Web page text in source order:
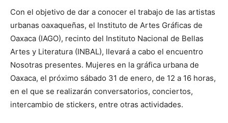
Con el objetivo de dar a conocer el trabajo de las artistas
urbanas oaxaqueñas, el Instituto de Artes Gráficas de
Oaxaca (IAGO), recinto del Instituto Nacional de Bellas
Artes y Literatura (INBAL), llevará a cabo el encuentro
Nosotras presentes. Mujeres en la gráfica urbana de
Oaxaca, el próximo sábado 31 de enero, de 12 a 16 horas,
en el que se realizarán conversatorios, conciertos,
intercambio de stickers, entre otras actividades.